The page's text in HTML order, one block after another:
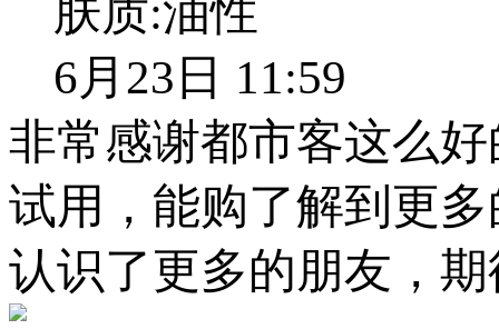
肤质:油性
6月23日 11:59
非常感谢都市客这么
试用，能购了解到更
认识了更多的朋友，